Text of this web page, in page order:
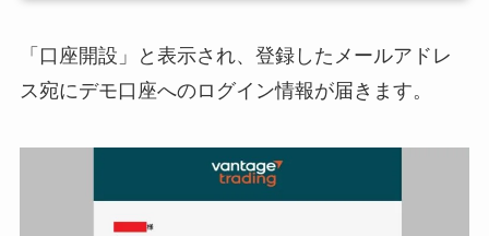
「口座開設」と表示され、登録したメールアドレ
ス宛にデモ口座へのログイン情報が届きます。